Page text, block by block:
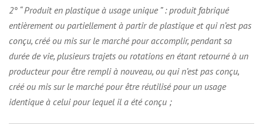
2° “ Produit en plastique à usage unique ” : produit fabriqué
entièrement ou partiellement à partir de plastique et qui n’est pas
conçu, créé ou mis sur le marché pour accomplir, pendant sa
durée de vie, plusieurs trajets ou rotations en étant retourné à un
producteur pour être rempli à nouveau, ou qui n’est pas conçu,
créé ou mis sur le marché pour être réutilisé pour un usage
identique à celui pour lequel il a été conçu ;